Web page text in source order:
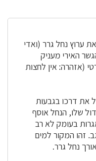
ערוץ נחל גרר (ואדי
האירי מעניק
(אזהרה: אין לחצות
את דרכו בגבעות
שלו, הנחל אוסף
בעומק לא רב
זהו המקור למים
נחל גרר.